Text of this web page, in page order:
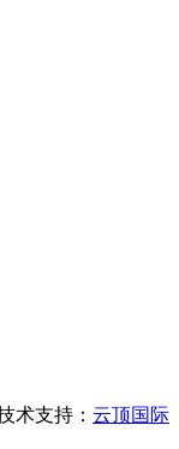
持： 云顶国际